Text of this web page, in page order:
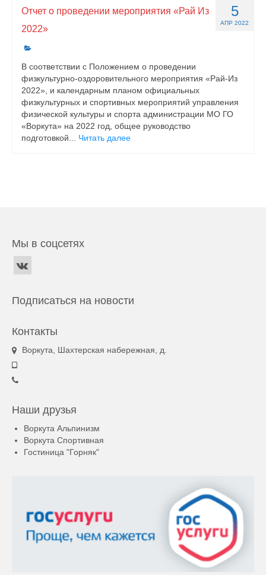
5
АПР 2022
Отчет о проведении мероприятия «Рай Из
2022»
В соответствии с Положением о проведении
физкультурно-оздоровительного мероприятия «Рай-Из
2022», и календарным планом официальных
физкультурных и спортивных мероприятий управления
физической культуры и спорта администрации МО ГО
«Воркута» на 2022 год, общее руководство
подготовкой... Читать далее
Мы в соцсетях
Подписаться на новости
Контакты
Воркута, Шахтерская набережная, д.
Наши друзья
Воркута Альпинизм
Воркута Спортивная
Гостиница "Горняк"